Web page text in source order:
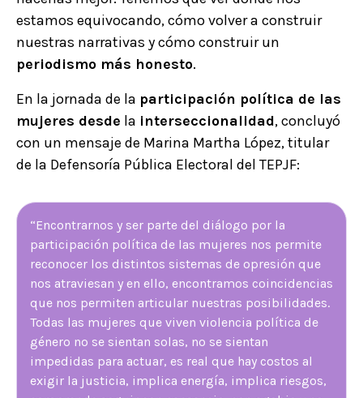
estamos equivocando, cómo volver a construir
nuestras narrativas y cómo construir un
periodismo más honesto.
En la jornada de la participación política de las
mujeres desde la interseccionalidad, concluyó
con un mensaje de Marina Martha López, titular
de la Defensoría Pública Electoral del TEPJF:
“Encontrarnos y ser parte del diálogo por la
participación política de las mujeres nos permite
reconocer los distintos sistemas de opresión que
nos atraviesan y en ello, encontramos coincidencias
que nos permiten articular nuestras posibilidades.
Todas las mujeres que viven violencia política de
género no se sientan solas, no se sientan
impedidas para actuar, es real que hay costos al
exigir la justicia, implica energía, implica riesgos,